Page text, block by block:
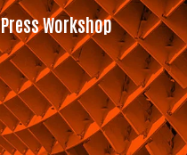
Workshop